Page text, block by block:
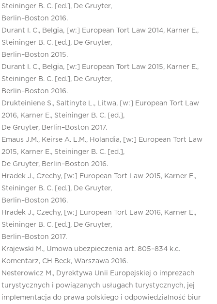
Steininger B. C. [ed.], De Gruyter,
Berlin–Boston 2016.
Durant I. C., Belgia, [w:] European Tort Law 2014, Karner E.,
Steininger B. C. [ed.], De Gruyter,
Berlin–Boston 2015.
Durant I. C., Belgia, [w:] European Tort Law 2015, Karner E.,
Steininger B. C. [ed.], De Gruyter,
Berlin–Boston 2016.
Drukteiniene S., Saltinyte L., Litwa, [w:] European Tort Law
2016, Karner E., Steininger B. C. [ed.],
De Gruyter, Berlin–Boston 2017.
Emaus J.M., Keirse A. L.M., Holandia, [w:] European Tort Law
2015, Karner E., Steininger B. C. [ed.],
De Gruyter, Berlin–Boston 2016.
Hradek J., Czechy, [w:] European Tort Law 2015, Karner E.,
Steininger B. C. [ed.], De Gruyter,
Berlin–Boston 2016.
Hradek J., Czechy, [w:] European Tort Law 2016, Karner E.,
Steininger B. C. [ed.], De Gruyter,
Berlin–Boston 2017.
Krajewski M., Umowa ubezpieczenia art. 805–834 k.c.
Komentarz, CH Beck, Warszawa 2016.
Nesterowicz M., Dyrektywa Unii Europejskiej o imprezach
turystycznych i powiązanych usługach turystycznych, jej
implementacja do prawa polskiego i odpowiedzialność biur